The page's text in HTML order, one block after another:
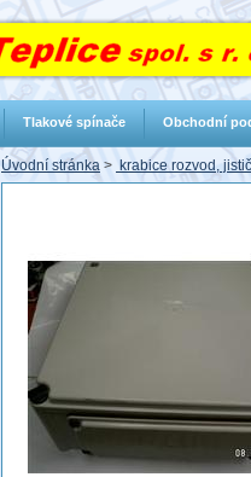
Úvodní stránka > krabice rozvod,
Tlakové spínače Obchodní